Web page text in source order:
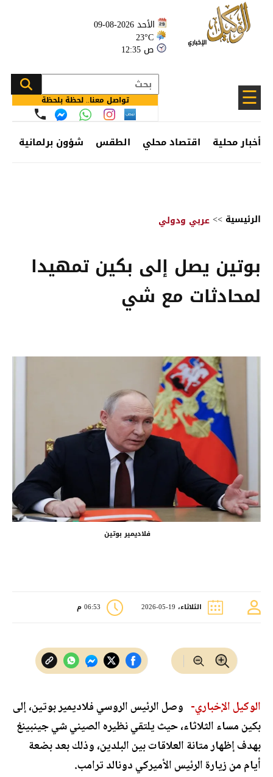
الأحد 2026-08-09
23°C
12:35 ص
☰ تواصل معنا.. لحظة بلحظة
أخبار محلية اقتصاد محلي الطقس شؤون برلمانية
الرئيسية >>عربي ودولي
بوتين يصل إلى بكين تمهيدا
لمحادثات مع شي
فلاديمير بوتين
الثلاثاء، 19-05-2026 06:53 م
الوكيل الإخباري- وصل الرئيس الروسي فلاديمير بوتين، إلى
بكين مساء الثلاثاء، حيث يلتقي نظيره الصيني شي جينبينغ
بهدف إظهار متانة العلاقات بين البلدين، وذلك بعد بضعة
أيام من زيارة الرئيس الأميركي دونالد ترامب.